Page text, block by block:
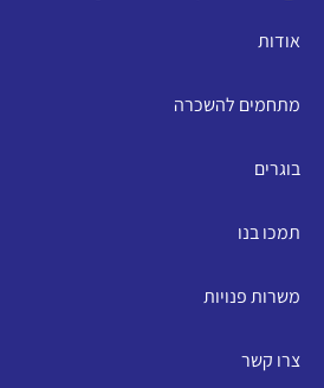
אודות
מתחמים להשכרה
בוגרים
תמכו בנו
משרות פנויות
צרו קשר